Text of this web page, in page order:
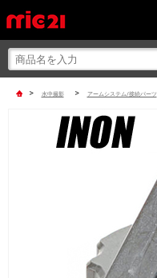
> 水中撮影 > アームシステム/接続パーツ